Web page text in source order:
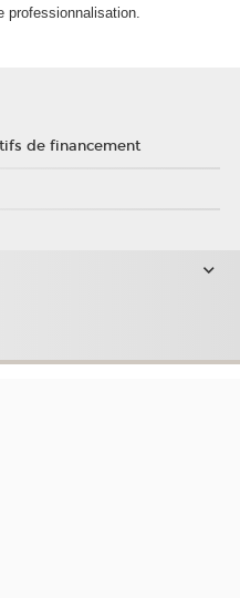
professionnalisation.
de financement